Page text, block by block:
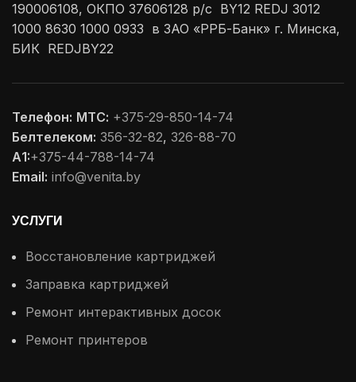
190006108, ОКПО 37606128 р/с BY12 REDJ 3012
1000 8630 1000 0933 в ЗАО «РРБ-Банк» г. Минска,
БИК REDJBY22
Телефон: МТС: +375-29-850-14-74
Белтелеком: 356-32-82, 326-88-70
А1:+375-44-788-14-74
Email: info@venita.by
УСЛУГИ
Восстановление картриджей
Заправка картриджей
Ремонт интерактивных досок
Ремонт принтеров